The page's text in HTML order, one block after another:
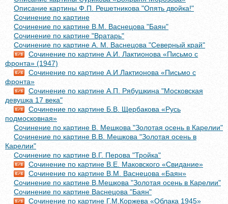
Описание картины Ф.П. Решетникова "Опять двойка!"
Сочинение по картине
Сочинение по картине В.М. Васнецова "Баян"
Сочинение по картине "Вратарь"
Сочинение по картине А. М. Васнецова "Северный край"
Сочинение по картине А.И. Лактионова «Письмо с
фронта» (1947)
Сочинение по картине А.И.Лактионова «Письмо с
фронта»
Сочинение по картине А.П. Рябушкина "Московская
девушка 17 века"
Сочинение по картине Б.В. Щербакова «Русь
подмосковная»
Сочинение по картине В. Мешкова "Золотая осень в Карелии"
Сочинение по картине В.В. Мешкова "Золотая осень в
Карелии"
Сочинение по картине В.Г. Перова "Тройка"
Сочинение по картине В.Е. Маковского «Свидание»
Сочинение по картине В.М. Васнецова «Баян»
Сочинение по картине В.Мешкова "Золотая осень в Карелии"
Сочинение по картине Васнецова "Баян"
Сочинение по картине Г.М.Коржева «Облака 1945»